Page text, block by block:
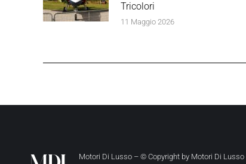
Tricolori
11 Maggio 2026
Motori Di Lusso – © Copyright by Motori Di Lusso